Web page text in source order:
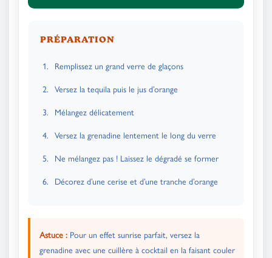
PRÉPARATION
Remplissez un grand verre de glaçons
Versez la tequila puis le jus d’orange
Mélangez délicatement
Versez la grenadine lentement le long du verre
Ne mélangez pas ! Laissez le dégradé se former
Décorez d’une cerise et d’une tranche d’orange
Astuce : Pour un effet sunrise parfait, versez la
grenadine avec une cuillère à cocktail en la faisant couler